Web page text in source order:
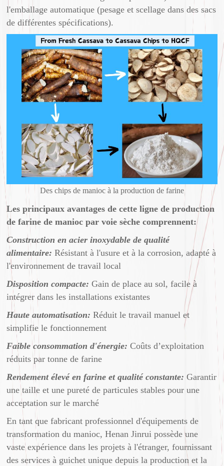
l'emballage automatique (pesage et scellage dans des sacs
de différentes spécifications).
Des chips de manioc à la production de farine
Les principaux avantages de cette ligne de production
de farine de manioc par voie sèche comprennent:
Construction en acier inoxydable de qualité
alimentaire: Résistant à l'usure et à la corrosion, adapté à
l'environnement de travail local
Disposition compacte: Gain de place au sol, facile à
intégrer dans les installations existantes
Haute automatisation:Réduit le travail manuel et
simplifie le fonctionnement
Faible consommation d'énergie: Coûts d’exploitation
réduits par tonne de farine
Rendement élevé en farine et qualité constante: Garantir
une taille et une pureté de particules stables pour une
acceptation sur le marché
En tant que fabricant professionnel d'équipements de
transformation du manioc, Henan Jinrui possède une
vaste expérience dans les projets à l'étranger, fournissant
des services à guichet unique depuis la production et la